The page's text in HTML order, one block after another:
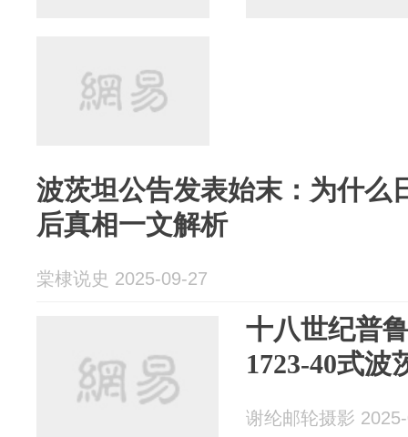
波茨坦公告发表始末：为什么
后真相一文解析
棠棣说史 2025-09-27
十八世纪普
1723-40式波
谢纶邮轮摄影